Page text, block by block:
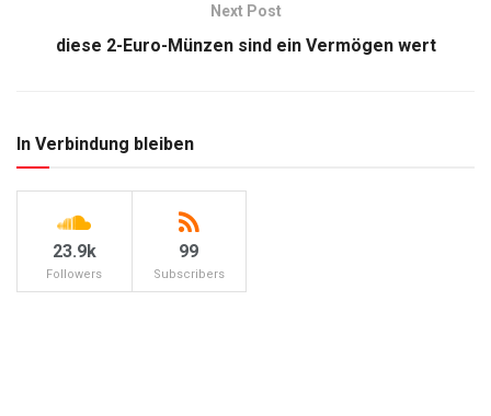
Next Post
diese 2-Euro-Münzen sind ein Vermögen wert
In Verbindung bleiben
23.9k
Followers
99
Subscribers